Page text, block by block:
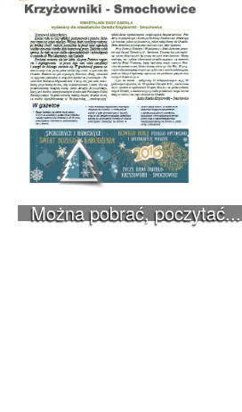
Można pobrać, poczytać...